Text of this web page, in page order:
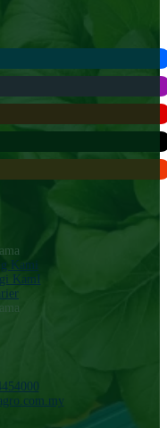
Kami
KamI